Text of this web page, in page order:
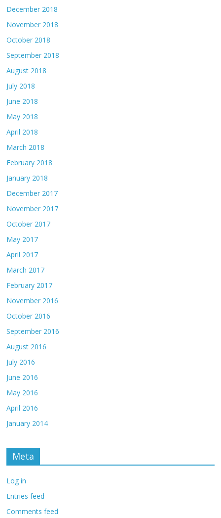
December 2018
November 2018
October 2018
September 2018
August 2018
July 2018
June 2018
May 2018
April 2018
March 2018
February 2018
January 2018
December 2017
November 2017
October 2017
May 2017
April 2017
March 2017
February 2017
November 2016
October 2016
September 2016
August 2016
July 2016
June 2016
May 2016
April 2016
January 2014
Meta
Log in
Entries feed
Comments feed